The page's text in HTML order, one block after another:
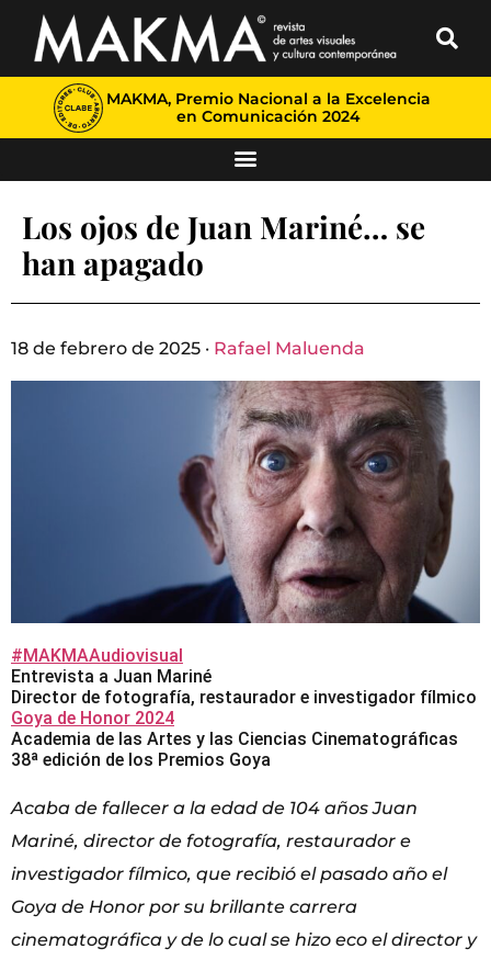
MAKMA, Premio Nacional a la Excelencia
en Comunicación 2024
Los ojos de Juan Mariné… se
han apagado
18 de febrero de 2025 · Rafael Maluenda
#MAKMAAudiovisual
Entrevista a Juan Mariné
Director de fotografía, restaurador e investigador fílmico
Goya de Honor 2024
Academia de las Artes y las Ciencias Cinematográficas
38ª edición de los Premios Goya
Acaba de fallecer a la edad de 104 años Juan
Mariné, director de fotografía, restaurador e
investigador fílmico, que recibió el pasado año el
Goya de Honor por su brillante carrera
cinematográfica y de lo cual se hizo eco el director y